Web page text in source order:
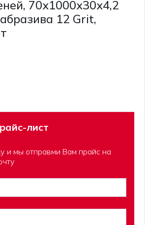
70х1000х30х4,2
12 Grit,
лист
и мы отправми Вам прайс на